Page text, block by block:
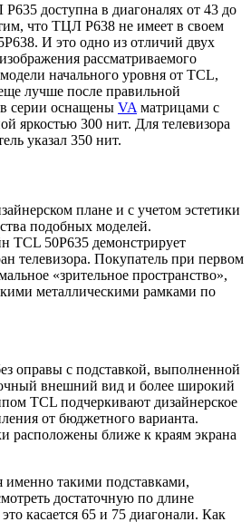
доступна в диагоналях от 43 до
что ТЦЛ P638 не имеет в своем
И это одно из отличий двух
рассматриваемого
начального уровня от TCL,
лучше после правильной
серии оснащены VA матрицами с
яркостью 300 нит. Для телевизора
указал 350 нит.
плане и с учетом эстетики
подобных моделей.
TCL 50P635 демонстрирует
телевизора. Покупатель при первом
«зрительное пространство»,
металлическими рамками по
оправы с подставкой, выполненной
внешний вид и более широкий
TCL подчеркивают дизайнерское
от бюджетного варианта.
расположены ближе к краям экрана
такими подставками,
достаточную по длине
касается 65 и 75 диагонали. Как